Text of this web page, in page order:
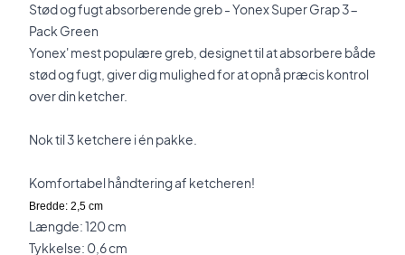
Stød og fugt absorberende greb - Yonex Super Grap 3-
Pack Green
Yonex' mest populære greb, designet til at absorbere både
stød og fugt, giver dig mulighed for at opnå præcis kontrol
over din ketcher.
Nok til 3 ketchere i én pakke.
Komfortabel håndtering af ketcheren!
Bredde: 2,5 cm
Længde: 120 cm
Tykkelse: 0,6 cm